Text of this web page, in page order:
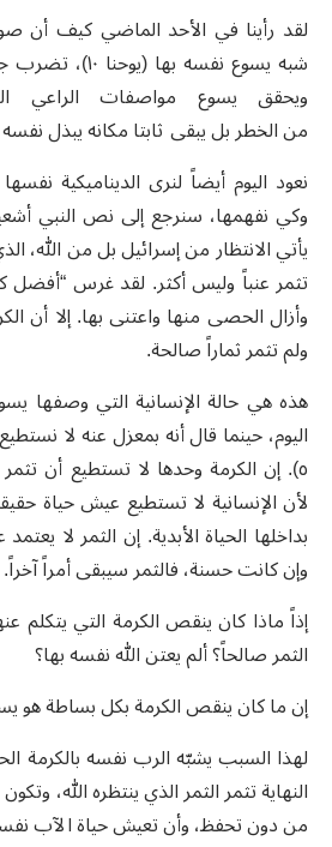
لقد رأينا في الأحد الماضي كيف أن
شبه يسوع نفسه
ويحقق يسوع مواصفات الراعي
من الخطر بل يبقى ثابتا مكانه يبذل
نعود اليوم أيضاً لنرى الديناميكية
يأتي الانتظار من إسرائيل بل من الله،
تثمر عنباً وليس أكثر. لقد غرس “أفضل
وأزال الحصى منها واعتنى بها. إلا أن
ولم تثمر ثماراً صالحة.
هذه هي حالة الإنسانية التي وصفها
٥). إن الكرمة وحدها لا تستطيع أن
لأن الإنسانية لا تستطيع عيش حياة
بداخلها الحياة الأبدية. إن الثمر لا
وإن كانت حسنة، فالثمر سيبقى أمراً آخراً.
إذاً ماذا كان ينقص الكرمة التي يتكلم
الثمر صالحاً؟ ألم يعتن الله نفسه بها؟
إن ما كان ينقص الكرمة بكل بساطة هو
النهاية تثمر الثمر الذي ينتظره الله،
من دون تحفظ، وأن تعيش حياة الآب